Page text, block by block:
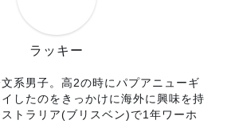
ラッキー
系男子。高2の時にパプアニューギ
したのをきっかけに海外に興味を持
トラリア(ブリスベン)で1年ワーホ